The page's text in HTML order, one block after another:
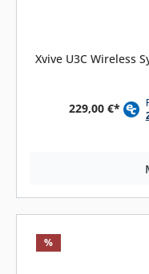
Xvive U3C Wireless
229,00 €*
%